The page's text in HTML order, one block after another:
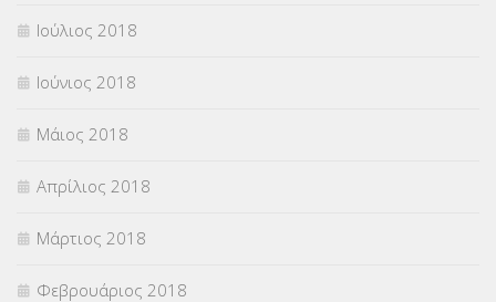
Ιούλιος 2018
Ιούνιος 2018
Μάιος 2018
Απρίλιος 2018
Μάρτιος 2018
Φεβρουάριος 2018